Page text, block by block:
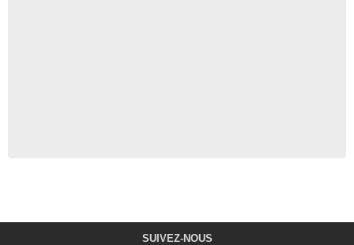
SUIVEZ-NOUS